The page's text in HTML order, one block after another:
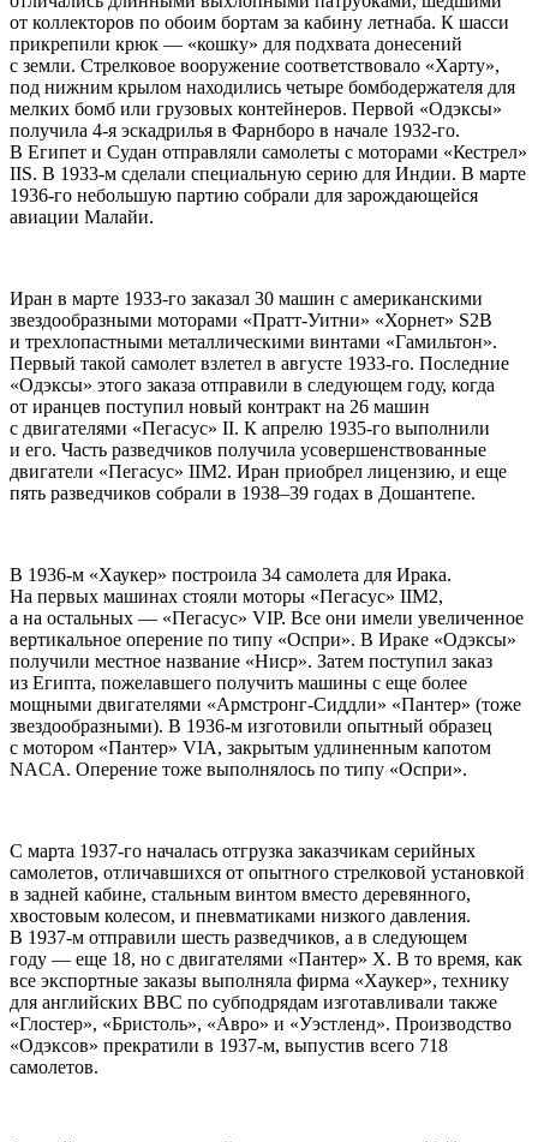
от коллекторов по обоим бортам за кабину летнаба. К шасси
прикрепили крюк — «кошку» для подхвата донесений
с земли. Стрелковое вооружение соответствовало «Харту»,
под нижним крылом находились четыре бомбодержателя для
мелких бомб или грузовых контейнеров. Первой «Одэксы»
получила 4-я эскадрилья в Фарнборо в начале 1932-го.
В Египет и Судан отправляли самолеты с моторами «Кестрел»
IIS. В 1933-м сделали специальную серию для Индии. В марте
1936-го небольшую партию собрали для зарождающейся
авиации Малайи.
Иран в марте 1933-го заказал 30 машин с американскими
звездообразными моторами «Пратт-Уитни» «Хорнет» S2B
и трехлопастными металлическими винтами «Гамильтон».
Первый такой самолет взлетел в августе 1933-го. Последние
«Одэксы» этого заказа отправили в следующем году, когда
от иранцев поступил новый контракт на 26 машин
с двигателями «Пегасус» II. К апрелю 1935-го выполнили
и его. Часть разведчиков получила усовершенствованные
двигатели «Пегасус» IIM2. Иран приобрел лицензию, и еще
пять разведчиков собрали в 1938–39 годах в Дошантепе.
В 1936-м «Хаукер» построила 34 самолета для Ирака.
На первых машинах стояли моторы «Пегасус» IIM2,
а на остальных — «Пегасус» VIP. Все они имели увеличенное
вертикальное оперение по типу «Оспри». В Ираке «Одэксы»
получили местное название «Ниср». Затем поступил заказ
из Египта, пожелавшего получить машины с еще более
мощными двигателями «Армстронг-Сиддли» «Пантер» (тоже
звездообразными). В 1936-м изготовили опытный образец
с мотором «Пантер» VIA, закрытым удлиненным капотом
NACA. Оперение тоже выполнялось по типу «Оспри».
С марта 1937-го началась отгрузка заказчикам серийных
самолетов, отличавшихся от опытного стрелковой установкой
в задней кабине, стальным винтом вместо деревянного,
хвостовым колесом, и пневматиками низкого давления.
В 1937-м отправили шесть разведчиков, а в следующем
году — еще 18, но с двигателями «Пантер» Х. В то время, как
все экспортные заказы выполняла фирма «Хаукер», технику
для английских ВВС по субподрядам изготавливали также
«Глостер», «Бристоль», «Авро» и «Уэстленд». Производство
«Одэксов» прекратили в 1937-м, выпустив всего 718
самолетов.